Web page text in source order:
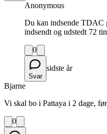
Anonymous
Du kan indsende TDAC
indsendt og udstedt 72
0
Svar
sidste år
Bjarne
Vi skal bo i Pattaya i 2 dage,
0